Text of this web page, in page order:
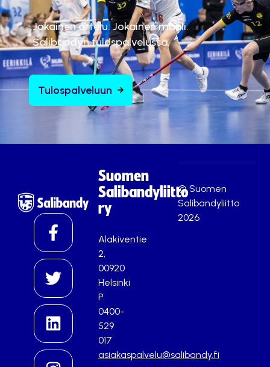
Jokainen ottelu. Jokainen maali.
Salibandyn tulospalvelussa.
Tulospalveluun
Suomen
Salibandyliitto
ry
Alakiventie
2,
00920
Helsinki
P.
0400-
529
017
asiakaspalvelu@salibandy.fi
© Suomen
Salibandyliitto
2026